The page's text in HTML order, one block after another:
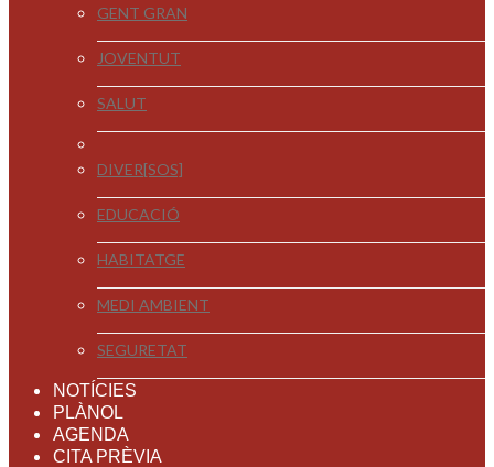
GENT GRAN
JOVENTUT
SALUT
DIVER[SOS]
EDUCACIÓ
HABITATGE
MEDI AMBIENT
SEGURETAT
NOTÍCIES
PLÀNOL
AGENDA
CITA PRÈVIA